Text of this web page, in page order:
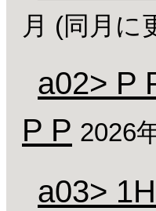
月 (同月に
a02> P
P P 2026
a03>